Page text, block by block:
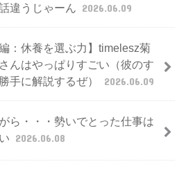
違うじゃーん 2026.06.09
編：休養を選ぶ力】timelesz菊
んはやっぱりすごい（彼のす
手に解説するぜ）
2026.06.09
ら・・・勢いでとった仕事は
2026.06.08